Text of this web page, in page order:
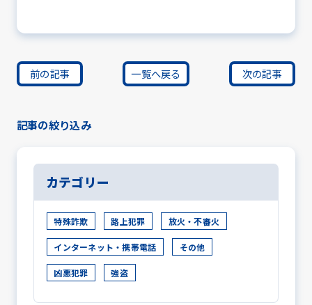
前の記事 一覧へ戻る 次の記事
記事の絞り込み
カテゴリー
特殊詐欺 路上犯罪 放火・不審火
インターネット・携帯電話 その他
凶悪犯罪 強盗